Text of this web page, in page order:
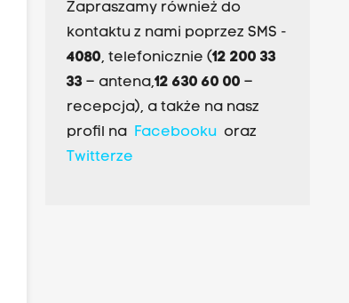
Zapraszamy również do
kontaktu z nami poprzez SMS -
4080, telefonicznie (12 200 33
33– antena,12 630 60 00 –
recepcja), a także na nasz
profil na Facebookuoraz
Twitterze